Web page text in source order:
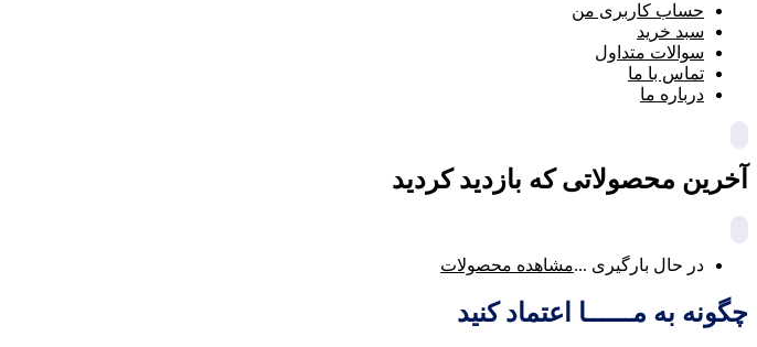
حساب کاربری من
سبد خرید
سوالات متداول
تماس با ما
درباره ما
آخرین محصولاتی که بازدید کردید
در حال بارگیری ...مشاهده محصولات
چگونه به مــــــا اعتماد کنید